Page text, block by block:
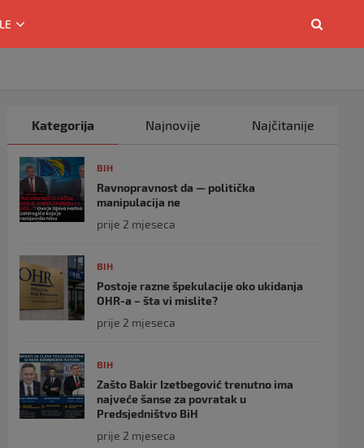
Kategorija Najnovije Najčitanije
BIH
Ravnopravnost da — politička
manipulacija ne
prije 2 mjeseca
BIH
Postoje razne špekulacije oko ukidanja
OHR-a – šta vi mislite?
prije 2 mjeseca
BIH
Zašto Bakir Izetbegović trenutno ima
najveće šanse za povratak u
Predsjedništvo BiH
prije 2 mjeseca